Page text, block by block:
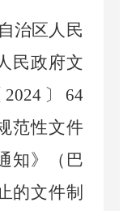
治区人民
民政府文
2024〕 64
范性文件
知》（巴
的文件制